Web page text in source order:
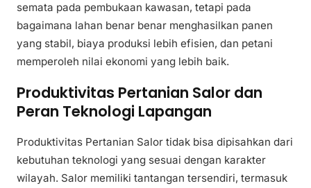
semata pada pembukaan kawasan, tetapi pada
bagaimana lahan benar benar menghasilkan panen
yang stabil, biaya produksi lebih efisien, dan petani
memperoleh nilai ekonomi yang lebih baik.
Produktivitas Pertanian Salor dan
Peran Teknologi Lapangan
Produktivitas Pertanian Salor tidak bisa dipisahkan dari
kebutuhan teknologi yang sesuai dengan karakter
wilayah. Salor memiliki tantangan tersendiri, termasuk